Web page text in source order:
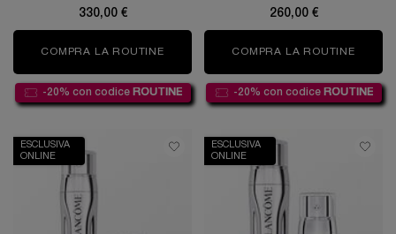
330,00 €
COMPRA LA ROUTINE ABSOLUE LONGEVITY M.D INTERCEPT
-20% con codice ROUTINE
260,00 €
COMPRA LA ROUTINE
-20% con codice ROUTINE
ESCLUSIVA
ONLINE
ESCLUSIVA
ONLINE